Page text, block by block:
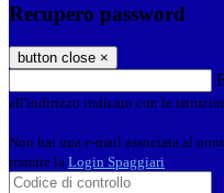
Recupero password
button close ×
all'indirizzo indicato con le
Non hai una e-mail associata al
tramite la Login Spaggiari